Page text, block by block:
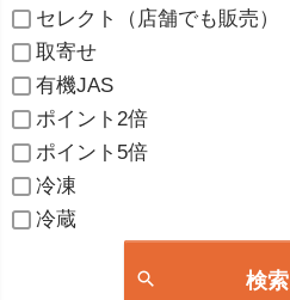
セレクト（店舗でも販売）
取寄せ
有機JAS
ポイント2倍
ポイント5倍
冷凍
冷蔵
検索